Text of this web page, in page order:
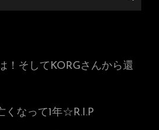
！そしてKORGさんから還
くなって1年☆R.I.P